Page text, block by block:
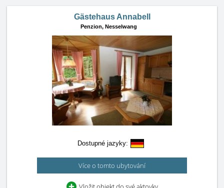
Gästehaus Annabell
Penzion, Nesselwang
Dostupné jazyky:
Více o tomto ubytování